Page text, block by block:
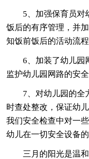
5、加强保育员对
饭后的有序管理，并
知饭前饭后的活动流程
6、加装了幼儿园
监护幼儿园网路的安全
7、对幼儿园的全
时查处整改，保证幼
我们安全检查中对一
幼儿在一切安全设备的
三月的阳光是温